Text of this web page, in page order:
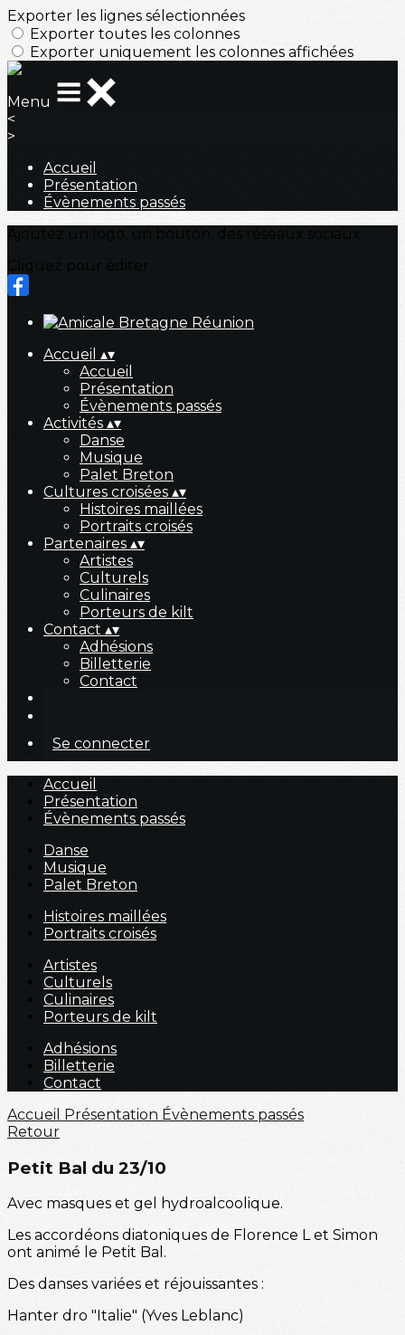
Exporter les lignes sélectionnées
Exporter toutes les colonnes
Exporter uniquement les colonnes affichées
Menu
<
>
Accueil
Présentation
Évènements passés
Accueil ▴▾
Accueil
Présentation
Évènements passés
Activités ▴▾
Danse
Musique
Palet Breton
Cultures croisées ▴▾
Histoires maillées
Portraits croisés
Partenaires ▴▾
Artistes
Culturels
Culinaires
Porteurs de kilt
Contact ▴▾
Adhésions
Billetterie
Contact
Se connecter
Accueil
Présentation
Évènements passés
Danse
Musique
Palet Breton
Histoires maillées
Portraits croisés
Artistes
Culturels
Culinaires
Porteurs de kilt
Adhésions
Billetterie
Contact
Accueil Présentation Évènements passés
Retour
Petit Bal du 23/10
Avec masques et gel hydroalcoolique.
Les accordéons diatoniques de Florence L et Simon
ont animé le Petit Bal.
Des danses variées et réjouissantes :
Hanter dro "Italie" (Yves Leblanc)